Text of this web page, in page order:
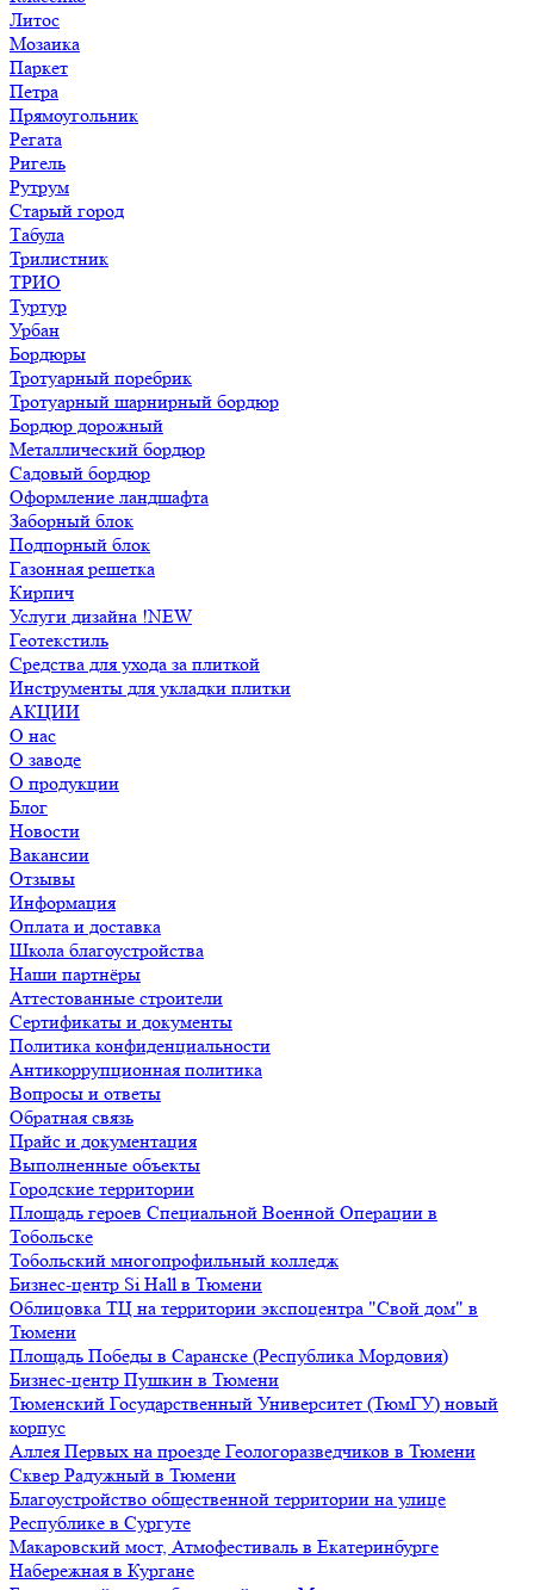
Литос
Мозаика
Паркет
Петра
Прямоугольник
Регата
Ригель
Рутрум
Старый город
Табула
Трилистник
ТРИО
Туртур
Урбан
Бордюры
Тротуарный поребрик
Тротуарный шарнирный бордюр
Бордюр дорожный
Металлический бордюр
Садовый бордюр
Оформление ландшафта
Заборный блок
Подпорный блок
Газонная решетка
Кирпич
Услуги дизайна !NEW
Геотекстиль
Средства для ухода за плиткой
Инструменты для укладки плитки
АКЦИИ
О нас
О заводе
О продукции
Блог
Новости
Вакансии
Отзывы
Информация
Оплата и доставка
Школа благоустройства
Наши партнёры
Аттестованные строители
Сертификаты и документы
Политика конфиденциальности
Антикоррупционная политика
Вопросы и ответы
Обратная связь
Прайс и документация
Выполненные объекты
Городские территории
Площадь героев Специальной Военной Операции в
Тобольске
Тобольский многопрофильный колледж
Бизнес-центр Si Hall в Тюмени
Облицовка ТЦ на территории экспоцентра "Свой дом" в
Тюмени
Площадь Победы в Саранске (Республика Мордовия)
Бизнес-центр Пушкин в Тюмени
Тюменский Государственный Университет (ТюмГУ) новый
корпус
Аллея Первых на проезде Геологоразведчиков в Тюмени
Сквер Радужный в Тюмени
Благоустройство общественной территории на улице
Республике в Сургуте
Макаровский мост, Атмофестиваль в Екатеринбурге
Набережная в Кургане